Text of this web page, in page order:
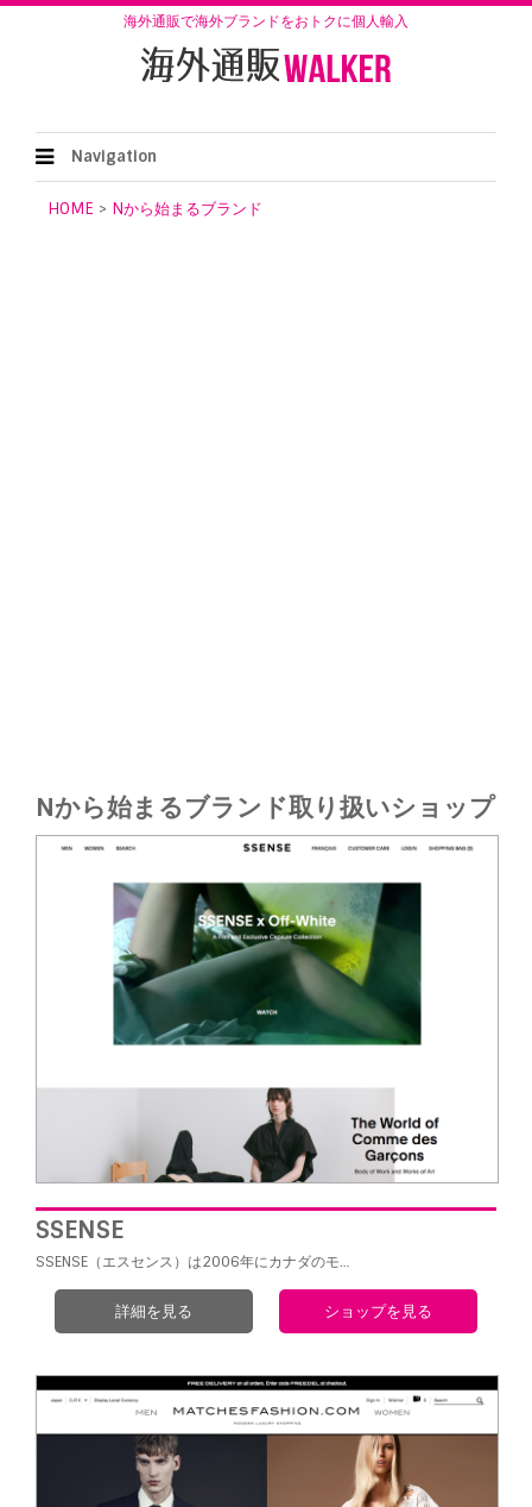
海外通販で海外ブランドをおトクに個人輸入
Navigation
HOME > Nから始まるブランド
Nから始まるブランド取り扱いショップ
SSENSE
SSENSE（エスセンス）は2006年にカナダのモ…
詳細を見る ショップを見る